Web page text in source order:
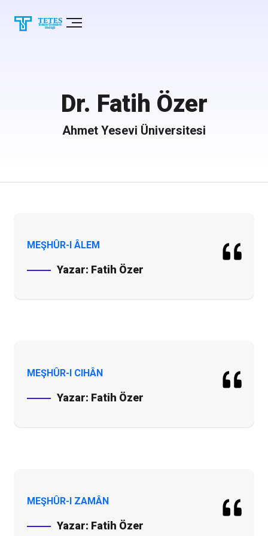
Dr. Fatih Özer
Ahmet Yesevi Üniversitesi
MEŞHÛR-I ÂLEM
Yazar: Fatih Özer
MEŞHÛR-I CIHÂN
Yazar: Fatih Özer
MEŞHÛR-I ZAMÂN
Yazar: Fatih Özer